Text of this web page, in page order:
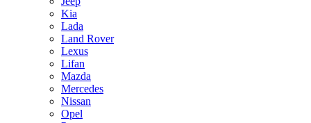
Kia
Lada
Land Rover
Lexus
Lifan
Mazda
Mercedes
Nissan
Opel